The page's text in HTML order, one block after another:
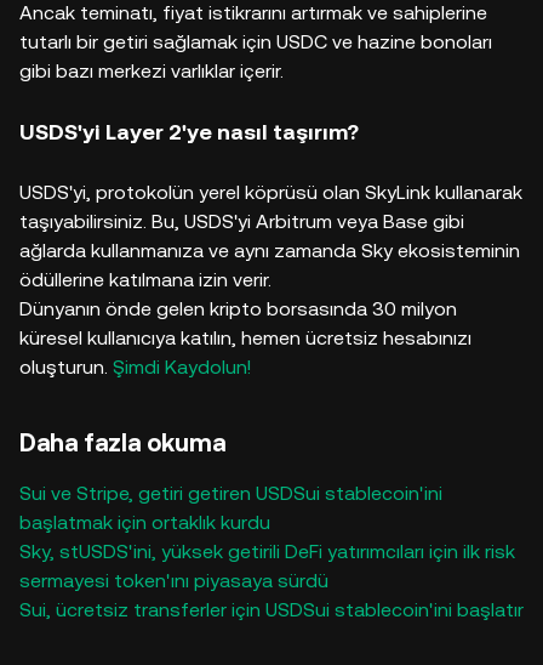
Ancak teminatı, fiyat istikrarını artırmak ve sahiplerine
tutarlı bir getiri sağlamak için USDC ve hazine bonoları
gibi bazı merkezi varlıklar içerir.
USDS'yi Layer 2'ye nasıl taşırım?
USDS'yi, protokolün yerel köprüsü olan SkyLink kullanarak
taşıyabilirsiniz. Bu, USDS'yi Arbitrum veya Base gibi
ağlarda kullanmanıza ve aynı zamanda Sky ekosisteminin
ödüllerine katılmana izin verir.
Dünyanın önde gelen kripto borsasında 30 milyon
küresel kullanıcıya katılın, hemen ücretsiz hesabınızı
oluşturun. Şimdi Kaydolun!
Daha fazla okuma
Sui ve Stripe, getiri getiren USDSui stablecoin'ini
başlatmak için ortaklık kurdu
Sky, stUSDS'ini, yüksek getirili DeFi yatırımcıları için ilk risk
sermayesi token'ını piyasaya sürdü
Sui, ücretsiz transferler için USDSui stablecoin'ini başlatır